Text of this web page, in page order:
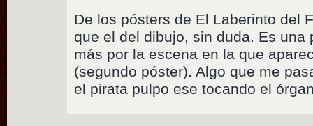
De los pósters de El Laberinto del
que el del dibujo, sin duda. Es una
más por la escena en la que
(segundo póster). Algo que me
el pirata pulpo ese tocando el